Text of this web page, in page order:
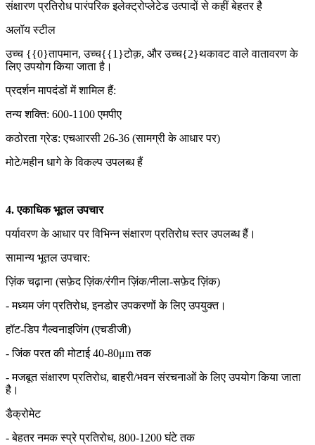
संक्षारण प्रतिरोध पारंपरिक इलेक्ट्रोप्लेटेड उत्पादों से कहीं बेहतर है
अलॉय स्टील
उच्च {{0}तापमान, उच्च{{1}टोक़, और उच्च{2}थकावट वाले वातावरण के
लिए उपयोग किया जाता है।
प्रदर्शन मापदंडों में शामिल हैं:
तन्य शक्ति: 600-1100 एमपीए
कठोरता ग्रेड: एचआरसी 26-36 (सामग्री के आधार पर)
मोटे/महीन धागे के विकल्प उपलब्ध हैं
4. एकाधिक भूतल उपचार
पर्यावरण के आधार पर विभिन्न संक्षारण प्रतिरोध स्तर उपलब्ध हैं।
सामान्य भूतल उपचार:
ज़िंक चढ़ाना (सफ़ेद ज़िंक/रंगीन ज़िंक/नीला-सफ़ेद ज़िंक)
- मध्यम जंग प्रतिरोध, इनडोर उपकरणों के लिए उपयुक्त।
हॉट-डिप गैल्वनाइजिंग (एचडीजी)
- जिंक परत की मोटाई 40-80μm तक
- मजबूत संक्षारण प्रतिरोध, बाहरी/भवन संरचनाओं के लिए उपयोग किया जाता
है।
डैक्रोमेट
- बेहतर नमक स्प्रे प्रतिरोध, 800-1200 घंटे तक